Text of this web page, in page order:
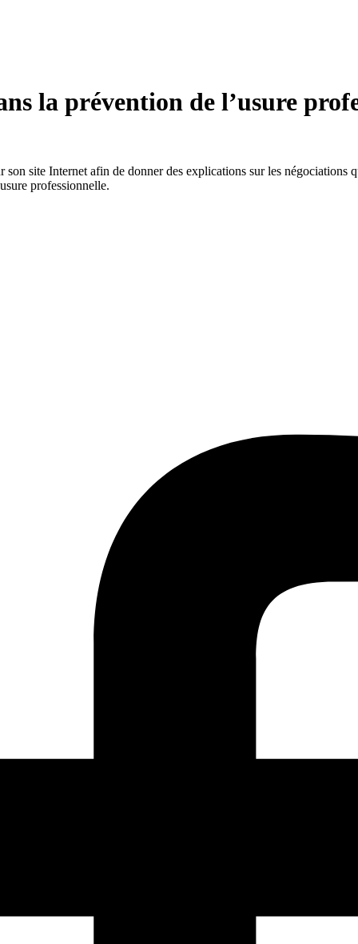
la prévention de l’usure
site Internet afin de donner des explications sur les négociations
professionnelle.